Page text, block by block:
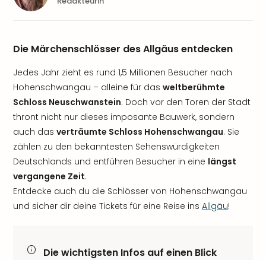
Die Märchenschlösser des Allgäus entdecken
Jedes Jahr zieht es rund 1,5 Millionen Besucher nach
Hohenschwangau – alleine für das weltberühmte
Schloss Neuschwanstein. Doch vor den Toren der Stadt
thront nicht nur dieses imposante Bauwerk, sondern
auch das verträumte Schloss Hohenschwangau. Sie
zählen zu den bekanntesten Sehenswürdigkeiten
Deutschlands und entführen Besucher in eine längst
vergangene Zeit.
Entdecke auch du die Schlösser von Hohenschwangau
und sicher dir deine Tickets für eine Reise ins Allgäu!
Die wichtigsten Infos auf einen Blick